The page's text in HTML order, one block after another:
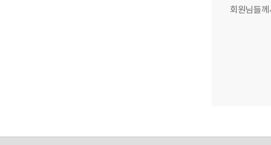
회원님들